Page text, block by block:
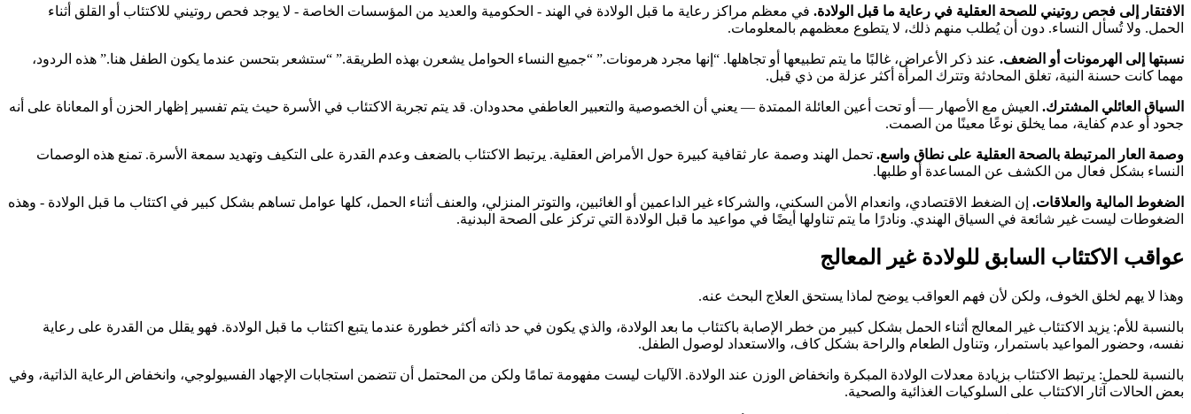
الافتقار إلى فحص روتيني للصحة العقلية في رعاية ما قبل الولادة. في معظم مراكز رعاية ما قبل الولادة في الهند - الحكومية والعديد من المؤسسات الخاصة - لا يوجد فحص روتيني للاكتئاب أو القلق أثناء
الحمل. ولا تُسأل النساء. دون أن يُطلب منهم ذلك، لا يتطوع معظمهم بالمعلومات.
نسبتها إلى الهرمونات أو الضعف. عند ذكر الأعراض، غالبًا ما يتم تطبيعها أو تجاهلها. “إنها مجرد هرمونات.” “جميع النساء الحوامل يشعرن بهذه الطريقة.” “ستشعر بتحسن عندما يكون الطفل هنا.” هذه الردود،
مهما كانت حسنة النية، تغلق المحادثة وتترك المرأة أكثر عزلة من ذي قبل.
السياق العائلي المشترك. العيش مع الأصهار — أو تحت أعين العائلة الممتدة — يعني أن الخصوصية والتعبير العاطفي محدودان. قد يتم تجربة الاكتئاب في الأسرة حيث يتم تفسير إظهار الحزن أو المعاناة على أنه
جحود أو عدم كفاية، مما يخلق نوعًا معينًا من الصمت.
وصمة العار المرتبطة بالصحة العقلية على نطاق واسع. تحمل الهند وصمة عار ثقافية كبيرة حول الأمراض العقلية. يرتبط الاكتئاب بالضعف وعدم القدرة على التكيف وتهديد سمعة الأسرة. تمنع هذه الوصمات
النساء بشكل فعال من الكشف عن المساعدة أو طلبها.
الضغوط المالية والعلاقات. إن الضغط الاقتصادي، وانعدام الأمن السكني، والشركاء غير الداعمين أو الغائبين، والتوتر المنزلي، والعنف أثناء الحمل، كلها عوامل تساهم بشكل كبير في اكتئاب ما قبل الولادة - وهذه
الضغوطات ليست غير شائعة في السياق الهندي. ونادرًا ما يتم تناولها أيضًا في مواعيد ما قبل الولادة التي تركز على الصحة البدنية.
عواقب الاكتئاب السابق للولادة غير المعالج
وهذا لا يهم لخلق الخوف، ولكن لأن فهم العواقب يوضح لماذا يستحق العلاج البحث عنه.
بالنسبة للأم: يزيد الاكتئاب غير المعالج أثناء الحمل بشكل كبير من خطر الإصابة باكتئاب ما بعد الولادة، والذي يكون في حد ذاته أكثر خطورة عندما يتبع اكتئاب ما قبل الولادة. فهو يقلل من القدرة على رعاية
نفسه، وحضور المواعيد باستمرار، وتناول الطعام والراحة بشكل كاف، والاستعداد لوصول الطفل.
بالنسبة للحمل: يرتبط الاكتئاب بزيادة معدلات الولادة المبكرة وانخفاض الوزن عند الولادة. الآليات ليست مفهومة تمامًا ولكن من المحتمل أن تتضمن استجابات الإجهاد الفسيولوجي، وانخفاض الرعاية الذاتية، وفي
بعض الحالات آثار الاكتئاب على السلوكيات الغذائية والصحية.